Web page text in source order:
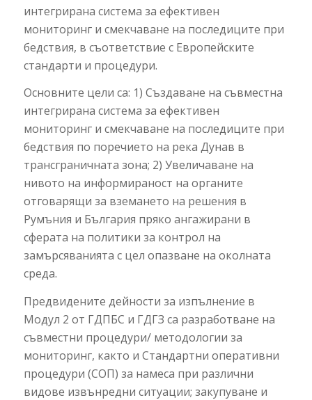
интегрирана система за ефективен
мониторинг и смекчаване на последиците при
бедствия, в съответствие с Европейските
стандарти и процедури.
Основните цели са: 1) Създаване на съвместна
интегрирана система за ефективен
мониторинг и смекчаване на последиците при
бедствия по поречието на река Дунав в
трансграничната зона; 2) Увеличаване на
нивото на информираност на органите
отговарящи за вземането на решения в
Румъния и България пряко ангажирани в
сферата на политики за контрол на
замърсяванията с цел опазване на околната
среда.
Предвидените дейности за изпълнение в
Модул 2 от ГДПБС и ГДГЗ са разработване на
съвместни процедури/ методологии за
мониторинг, както и Стандартни оперативни
процедури (СОП) за намеса при различни
видове извънредни ситуации; закупуване и